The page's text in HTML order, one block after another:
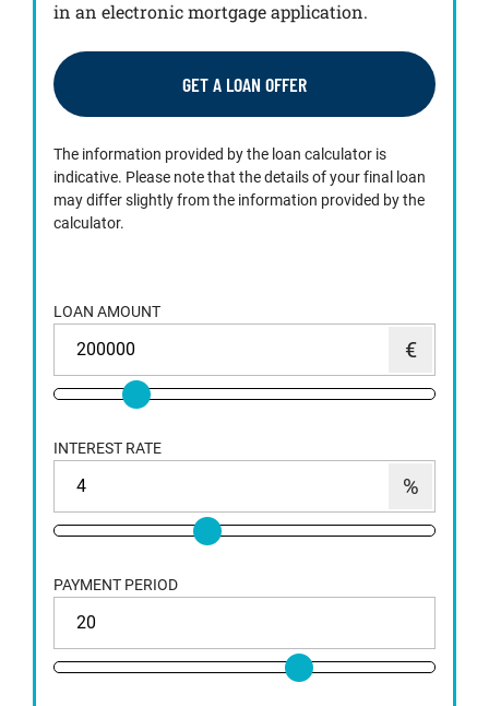
in an electronic mortgage application.
GET A LOAN OFFER
The information provided by the loan calculator is
indicative. Please note that the details of your final loan
may differ slightly from the information provided by the
calculator.
LOAN AMOUNT
INTEREST RATE
PAYMENT PERIOD